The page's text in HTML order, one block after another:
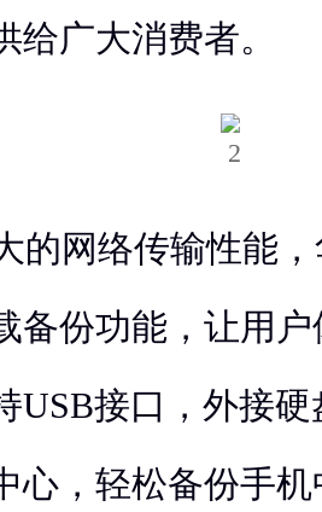
给广大消费者。
的网络传输性能
备份功能，让用户
USB接口，外接
心，轻松备份手